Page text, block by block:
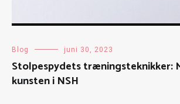
Blog juni 30, 2023
Stolpespydets træningsteknikker:
kunsten i NSH